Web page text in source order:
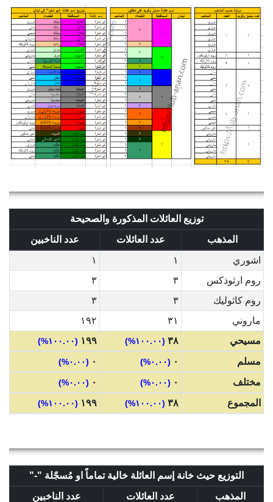
توزيع العائلات المذكورة والصحيحة
المذهب
عدد العائلات
عدد الناخبين
اشوري
١
١
روم ارثوذكس
٣
٣
روم كاثوليك
٣
٣
ماروني
٣١
١٩٢
مسيحي
٣٨ (١٠٠.٠٠%) ١٩٩ (١٠٠.٠٠%)
مسلم ٠ (٠.٠٠%) ٠ (٠.٠٠%)
مختلف ٠ (٠.٠٠%) ٠ (٠.٠٠%)
المجموع ٣٨ (١٠٠.٠٠%) ١٩٩ (١٠٠.٠٠%)
التوزيع حيث خانة إسم العائلة خالية تماماً او مُسجّلة "-"
المذهب
عدد العائلات عدد الناخبين